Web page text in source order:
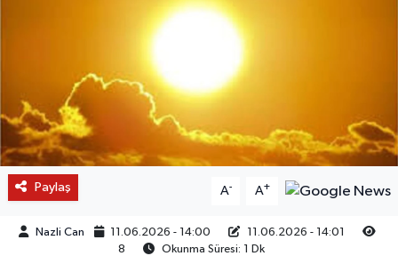
Paylaş A- A+
Nazli Can 11.06.2026 - 14:00
11.06.2026 - 14:01
8
Okunma Süresi: 1 Dk